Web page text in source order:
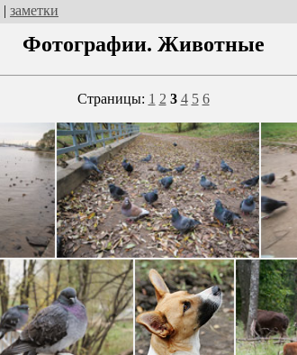
| заметки
Фотографии. Животные
Страницы: 1 2 3 4 5 6